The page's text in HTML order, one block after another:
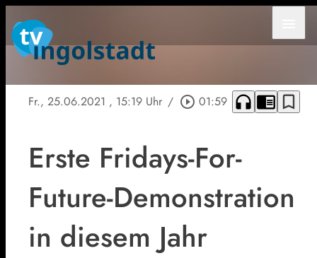
Fr., 25.06.2021 , 15:19 Uhr / play_circle_outline 01:59 headphones chrome_reader_mode bookmark_border
Erste Fridays-For-
Future-Demonstration
in diesem Jahr